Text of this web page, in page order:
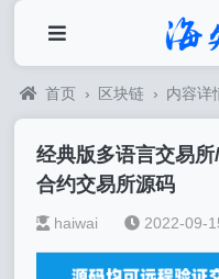
首页 › 区块链 › 内容详
经典版多语言交易
合约交易所源码
haiwai 2022-09-